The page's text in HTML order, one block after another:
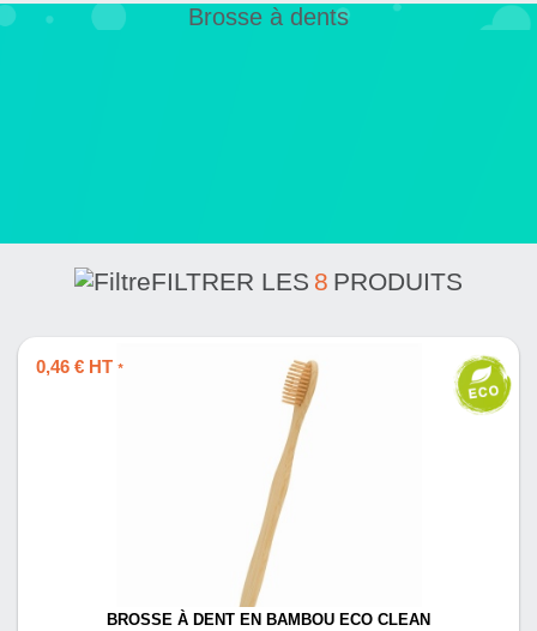
Brosse à dents
FILTRER LES 8 PRODUITS
0,46 € HT *
BROSSE À DENT EN BAMBOU ECO CLEAN